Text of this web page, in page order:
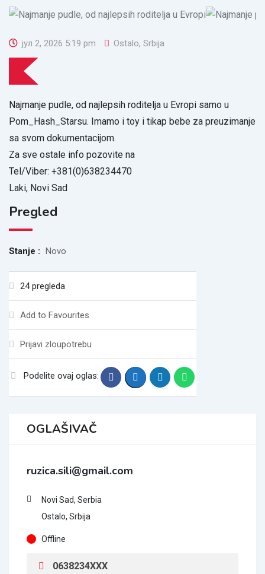
јул 2, 2026 5:19 pm Ostalo, Srbija
Najmanje pudle, od najlepsih roditelja u Evropi samo u
Pom_Hash_Starsu. Imamo i toy i tikap bebe za preuzimanje
sa svom dokumentacijom.
Za sve ostale info pozovite na
Tel/Viber: +381(0)638234470
Laki, Novi Sad
Pregled
Stanje : Novo
24 pregleda
Add to Favourites
Prijavi zloupotrebu
Podelite ovaj oglas:
OGLAŠIVAČ
ruzica.sili@gmail.com
Novi Sad, Serbia
Ostalo, Srbija
Offline
0638234XXX